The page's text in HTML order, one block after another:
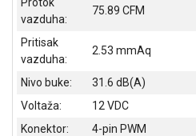
ALAT I
OUTLET
IGRAČKE
vazduha:
75.89 CFM
Pritisak
vazduha:
2.53 mmAq
Nivo buke:
31.6 dB(A)
Voltaža:
12 VDC
Konektor:
4-pin PWM